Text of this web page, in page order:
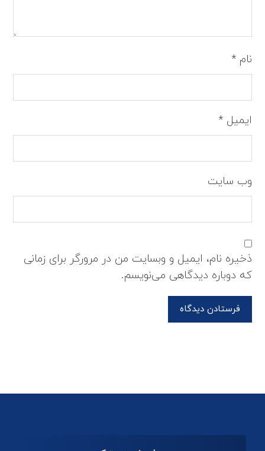
نام*
ایمیل*
وب‌ سایت
ذخیره نام، ایمیل و وبسایت من در مرورگر برای زمانی
که دوباره دیدگاهی می‌نویسم.
فرستادن دیدگاه